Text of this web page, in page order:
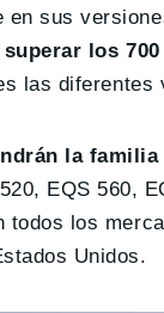
sus
superar los
las diferentes
la familia
EQS 560,
los
Unidos.